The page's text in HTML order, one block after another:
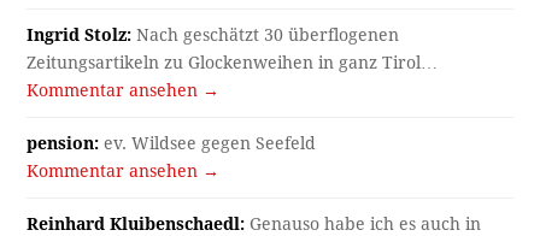
Ingrid Stolz: Nach geschätzt 30 überflogenen
Zeitungsartikeln zu Glockenweihen in ganz Tirol…
Kommentar ansehen →
pension: ev. Wildsee gegen Seefeld
Kommentar ansehen →
Reinhard Kluibenschaedl: Genauso habe ich es auch in